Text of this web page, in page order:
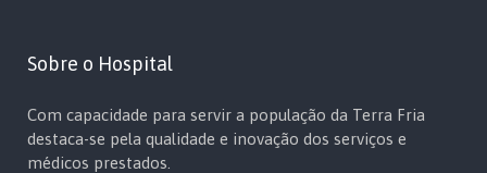
Sobre o Hospital
Com capacidade para servir a população da Terra Fria
destaca-se pela qualidade e inovação dos serviços e
médicos prestados.